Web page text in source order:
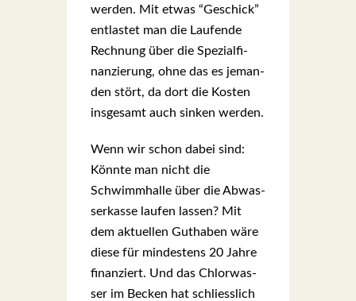
wer­den. Mit etwas “Geschick”
ent­las­tet man die Lau­fen­de
Rech­nung über die Spe­zi­al­fi­
nan­zie­rung, ohne das es jeman­
den stört, da dort die Kos­ten
ins­ge­samt auch sin­ken wer­den.
Wenn wir schon dabei sind:
Könn­te man nicht die
Schwimm­hal­le über die Abwas­
ser­kas­se lau­fen las­sen? Mit
dem aktu­el­len Gut­ha­ben wäre
die­se für min­des­tens 20 Jah­re
finan­ziert. Und das Chlor­was­
ser im Becken hat schliess­lich